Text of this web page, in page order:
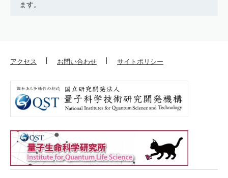
ます。
アクセス お問い合わせ サイトポリシー